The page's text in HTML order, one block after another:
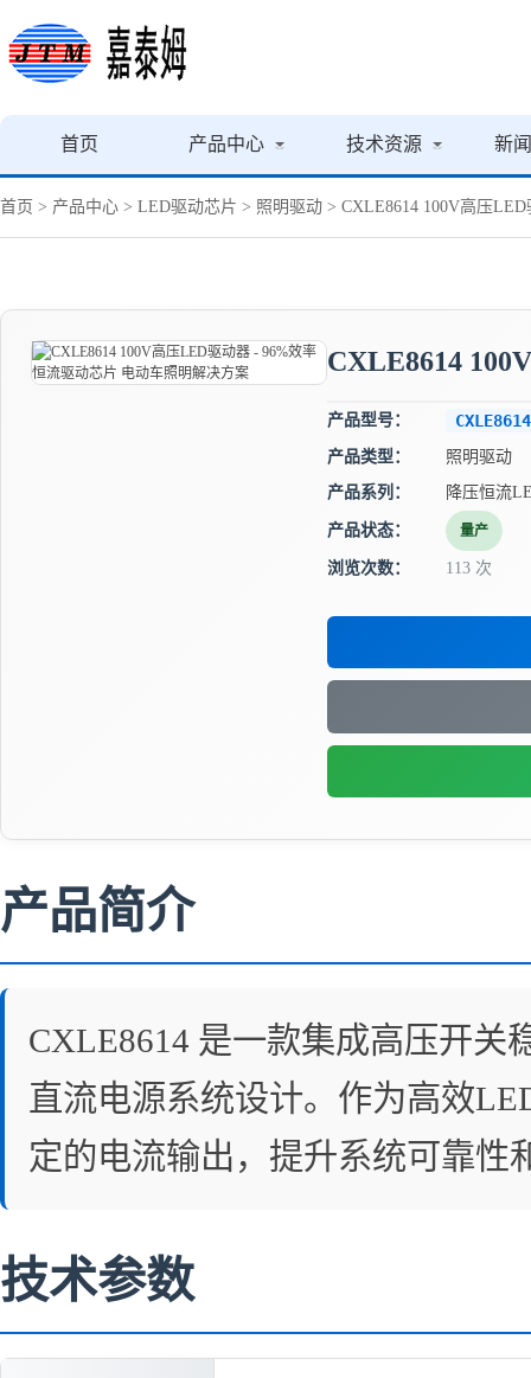
首页 产品中心 技术资源 新
首页 > 产品中心 > LED驱动芯片 > 照明驱动 > CXLE8614 100V高压
CXLE8614
产品型号： CXLE8614
产品类型：
照明驱动
产品系列：
降压恒流
产品状态： 量产
浏览次数： 113 次
产品简介
CXLE8614 是一款集成高压开关
直流电源系统设计。作为高效
定的电流输出，提升系统可靠性
技术参数